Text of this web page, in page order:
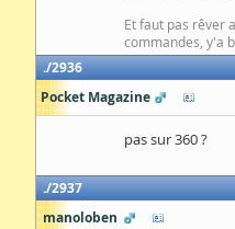
Et faut pas rêver
commandes, y'a
2936
Pocket Magazine
pas sur 360 ?
2937
manoloben